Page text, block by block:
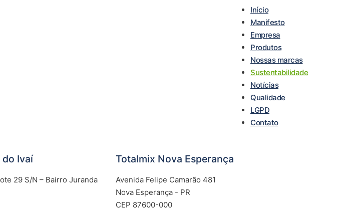
Início
Manifesto
Empresa
Produtos
Nossas marcas
Sustentabilidade
Notícias
Qualidade
LGPD
Contato
do Ivaí
29 S/N – Bairro Juranda
Totalmix Nova Esperança
Avenida Felipe Camarão 481
Nova Esperança - PR
CEP 87600-000